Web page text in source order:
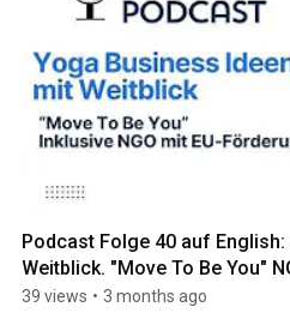
Podcast Folge 40 auf
Weitblick. "Move To Be You"
39 views • 3 months ago